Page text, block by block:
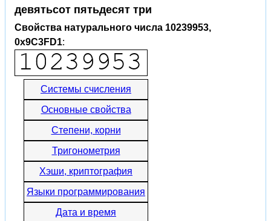
девятьсот пятьдесят три
Свойства натурального числа 10239953,
0x9C3FD1:
Системы счисления
Основные свойства
Степени, корни
Тригонометрия
Хэши, криптография
Языки программирования
Дата и время